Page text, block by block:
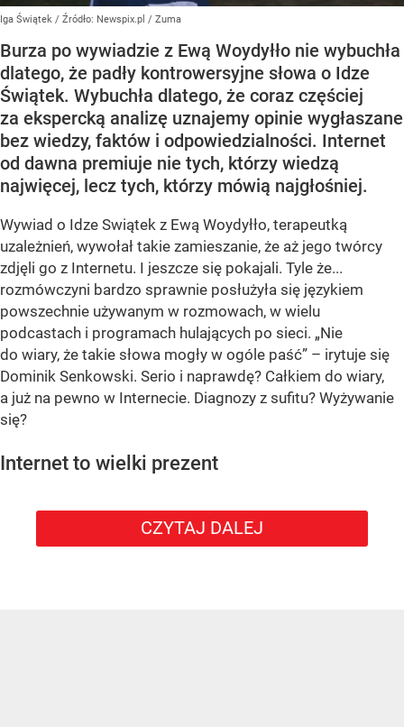
Iga Świątek / Źródło: Newspix.pl / Zuma
Burza po wywiadzie z Ewą Woydyłło nie wybuchła
dlatego, że padły kontrowersyjne słowa o Idze
Świątek. Wybuchła dlatego, że coraz częściej
za ekspercką analizę uznajemy opinie wygłaszane
bez wiedzy, faktów i odpowiedzialności. Internet
od dawna premiuje nie tych, którzy wiedzą
najwięcej, lecz tych, którzy mówią najgłośniej.
Wywiad o Idze Swiątek z Ewą Woydyłło, terapeutką
uzależnień, wywołał takie zamieszanie, że aż jego twórcy
zdjęli go z Internetu. I jeszcze się pokajali. Tyle że...
rozmówczyni bardzo sprawnie posłużyła się językiem
powszechnie używanym w rozmowach, w wielu
podcastach i programach hulających po sieci. „Nie
do wiary, że takie słowa mogły w ogóle paść” – irytuje się
Dominik Senkowski. Serio i naprawdę? Całkiem do wiary,
a już na pewno w Internecie. Diagnozy z sufitu? Wyżywanie
się?
Internet to wielki prezent
CZYTAJ DALEJ